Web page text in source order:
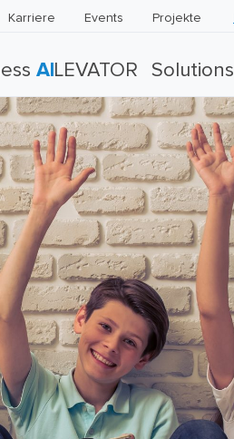
Karriere Events Projekte
AI LEVATOR Solutions